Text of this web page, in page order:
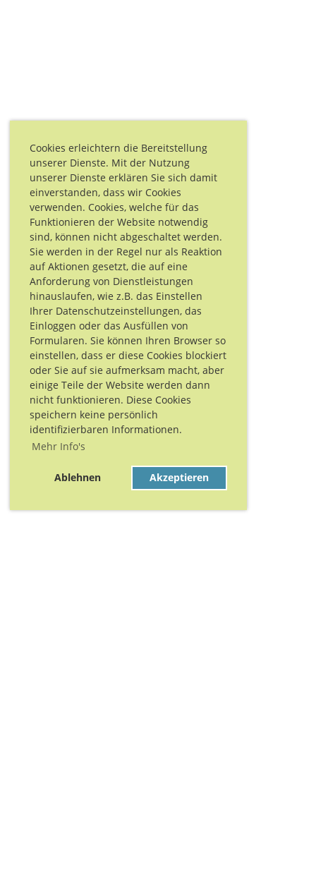
Cookies erleichtern die Bereitstellung
unserer Dienste. Mit der Nutzung
unserer Dienste erklären Sie sich damit
einverstanden, dass wir Cookies
verwenden. Cookies, welche für das
Funktionieren der Website notwendig
sind, können nicht abgeschaltet werden.
Sie werden in der Regel nur als Reaktion
auf Aktionen gesetzt, die auf eine
Anforderung von Dienstleistungen
hinauslaufen, wie z.B. das Einstellen
Ihrer Datenschutzeinstellungen, das
Einloggen oder das Ausfüllen von
Formularen. Sie können Ihren Browser so
einstellen, dass er diese Cookies blockiert
oder Sie auf sie aufmerksam macht, aber
einige Teile der Website werden dann
nicht funktionieren. Diese Cookies
speichern keine persönlich
identifizierbaren Informationen.
Mehr Info's
Ablehnen Akzeptieren